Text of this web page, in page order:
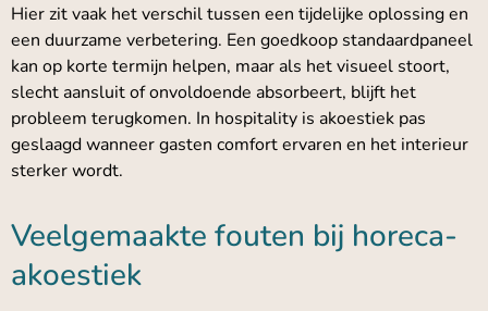
Hier zit vaak het verschil tussen een tijdelijke oplossing en
een duurzame verbetering. Een goedkoop standaardpaneel
kan op korte termijn helpen, maar als het visueel stoort,
slecht aansluit of onvoldoende absorbeert, blijft het
probleem terugkomen. In hospitality is akoestiek pas
geslaagd wanneer gasten comfort ervaren en het interieur
sterker wordt.
Veelgemaakte fouten bij horeca-
akoestiek